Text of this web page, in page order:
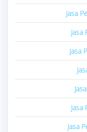
Jasa
Jasa
Jasa